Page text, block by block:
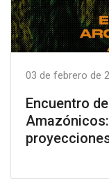
03 de febrero de
Encuentro